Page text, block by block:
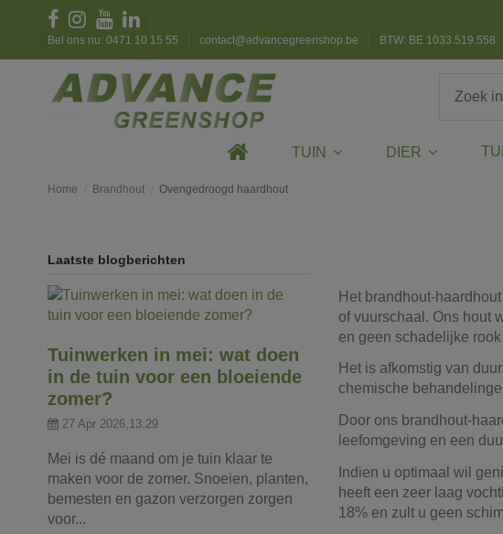
Bel ons nu: 0471 10 15 55 contact@advancegreenshop.be BTW: BE 1033.519.558
TUIN DIER
Home Brandhout Ovengedroogd haardhout
Het brandhout-
of vuurschaal. Ons hout
en geen schadelijke
Het is afkomstig van
chemische
Door ons brandhout-
leefomgeving en een
Indien u optimaal wil
heeft een zeer laag
18% en zult u geen
Laatste blogberichten
Tuinwerken in mei: wat doen
in de tuin voor een bloeiende
zomer?
27 Apr 2026,13:29
Mei is dé maand om je tuin klaar te
maken voor de zomer. Snoeien, planten,
bemesten en gazon verzorgen zorgen
voor...